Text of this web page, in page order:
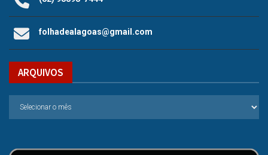
folhadealagoas@gmail.com
ARQUIVOS